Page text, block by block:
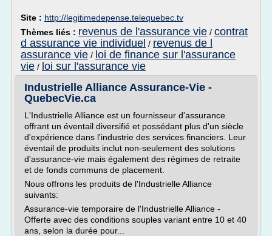
Site : http://legitimedepense.telequebec.tv
Thèmes liés : revenus de l'assurance vie / contrat
d assurance vie individuel / revenus de l
assurance vie / loi de finance sur l'assurance
vie / loi sur l'assurance vie
Industrielle Alliance Assurance-Vie -
QuebecVie.ca
L'Industrielle Alliance est un fournisseur d'assurance
offrant un éventail diversifié et possédant plus d'un siècle
d'expérience dans l'industrie des services financiers. Leur
éventail de produits inclut non-seulement des solutions
d'assurance-vie mais également des régimes de retraite
et de fonds communs de placement.
Nous offrons les produits de l'Industrielle Alliance
suivants:
Assurance-vie temporaire de l'Industrielle Alliance -
Offerte avec des conditions souples variant entre 10 et 40
ans, selon la durée pour...